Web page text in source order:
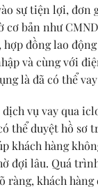
sự tiện lợi, đơn
cơ bản như
đồng lao
và cùng với
là đã có thể
dịch vụ vay qua
thể duyệt hồ sơ
khách hàng
đợi lâu. Quá
ràng, khách hàng